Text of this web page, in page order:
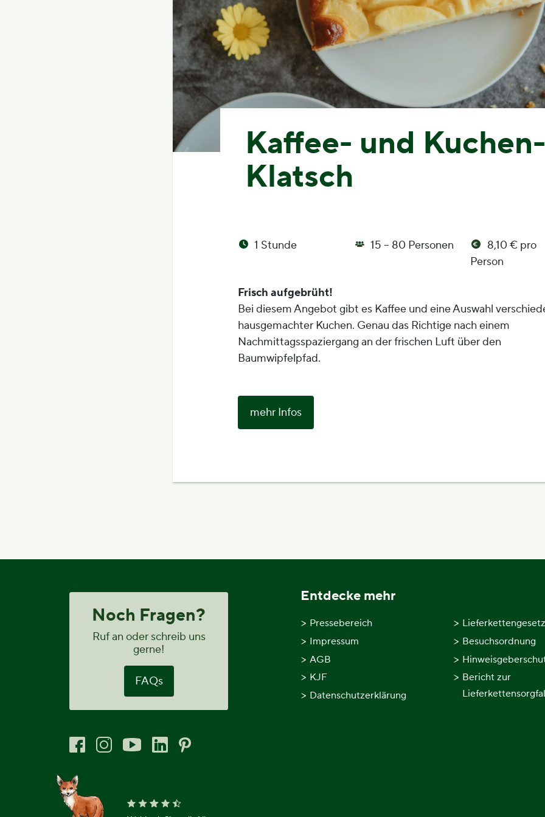
Kaffee- und
Klatsch
1 Stunde 15 – 80 Personen
8,10 € pro
Person
Frisch aufgebrüht!
Bei diesem Angebot gibt es Kaffee und eine Auswahl
hausgemachter Kuchen. Genau das Richtige nach einem
Nachmittagsspaziergang an der frischen Luft über den
Baumwipfelpfad.
mehr Infos
Noch Fragen?
Ruf an oder schreib uns
gerne!
FAQs
Entdecke mehr
Pressebereich
Impressum
AGB
KJF
Datenschutzerklärung
Besuchsordnung
Bericht zur